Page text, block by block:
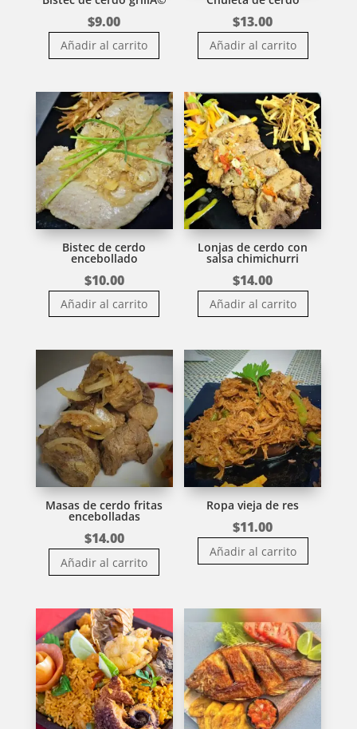
$9.00
Añadir al carrito
$13.00
Añadir al carrito
Bistec de cerdo
encebollado
$10.00
Añadir al carrito
Lonjas de cerdo con
salsa chimichurri
$14.00
Añadir al carrito
Masas de cerdo fritas
encebolladas
$14.00
Añadir al carrito
Ropa vieja de res
$11.00
Añadir al carrito